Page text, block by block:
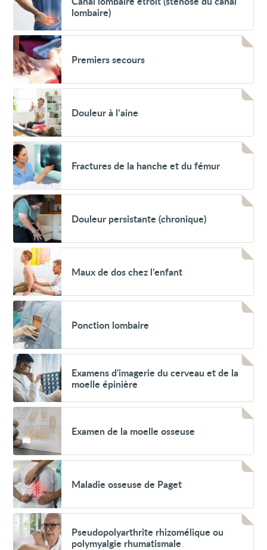
lombaire
étroit
(sténose
du
canal
lombaire)
lombaire)
Voir
Premiers
secours
Premiers secours
Douleur
à
l’aine
Douleur à l’aine
Voir
Fractures
de
la
hanche
et
du
fémur
Fractures de la hanche et du fémur
Voir
Douleur
persistante
(chronique)
Douleur persistante (chronique)
Voir
Maux
dos
chez
l’enfant
Maux de dos chez l’enfant
Voir
Ponction
lombaire
Ponction lombaire
Voir
Examens
d'imagerie
du
cerveau
et
de
la
moelle
épinière
Examens d'imagerie du cerveau et de la
moelle épinière
Voir
Examen
de
la
moelle
osseuse
Examen de la moelle osseuse
Voir
Maladie
osseuse
de
Paget
Maladie osseuse de Paget
Voir
Pseudopolyarthrite
rhizomélique
ou
Pseudopolyarthrite rhizomélique ou
polymyalgie rhumatismale